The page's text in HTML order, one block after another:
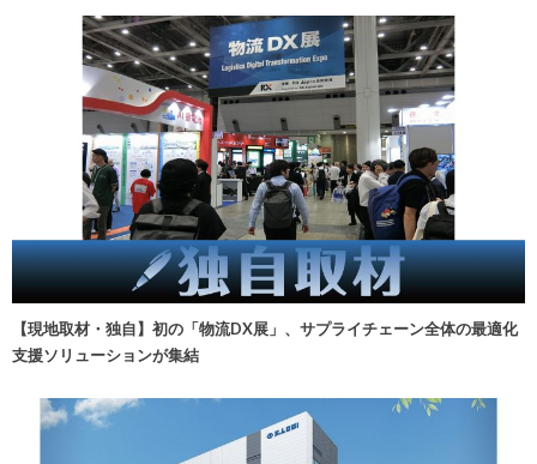
【現地取材・独自】初の「物流DX展」、サプライチェーン全体の最適化
支援ソリューションが集結